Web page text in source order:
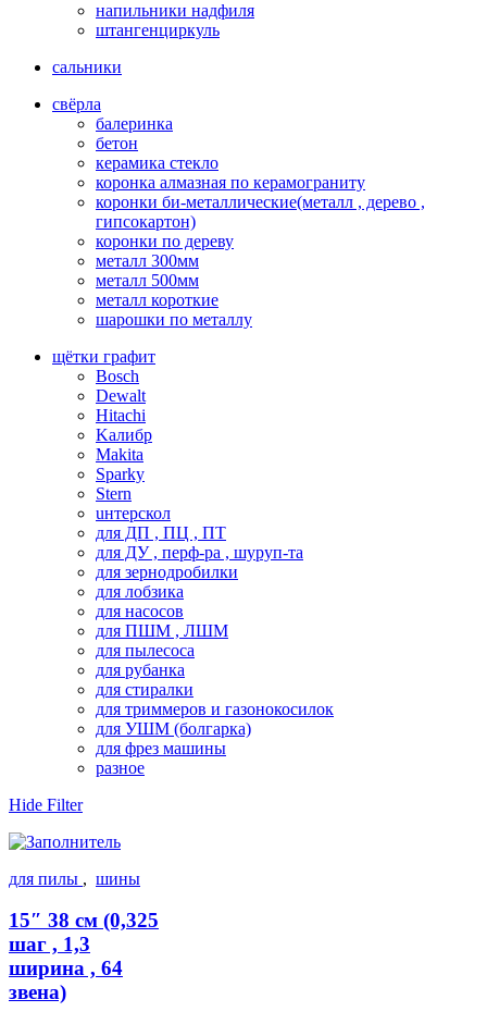
напильники надфиля
штангенциркуль
сальники
свёрла
балеринка
бетон
керамика стекло
коронка алмазная по керамограниту
коронки би-металлические(металл , дерево ,
гипсокартон)
коронки по дереву
металл 300мм
металл 500мм
металл короткие
шарошки по металлу
щётки графит
Bosch
Dewalt
Hitachi
Kалибр
Makita
Sparky
Stern
uнтерскол
для ДП , ПЦ , ПТ
для ДУ , перф-ра , шуруп-та
для зернодробилки
для лобзика
для насосов
для ПШМ , ЛШМ
для пылесоса
для рубанка
для стиралки
для триммеров и газонокосилок
для УШМ (болгарка)
для фрез машины
разное
Hide Filter
для пилы , шины
15″ 38 см (0,325
шаг , 1,3
ширина , 64
звена)